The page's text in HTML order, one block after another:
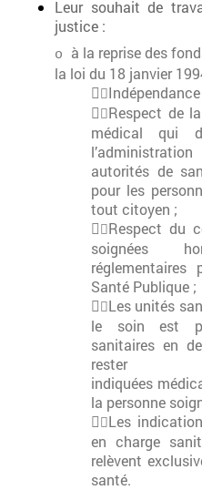
Leur souhait de
justice :
o à la reprise des
la loi du 18 janvier
 
 Respect de
médical qui
autorités de
pour les
tout citoyen ;
 Respect du
soignées
Santé Publique ;
 Les unités
le soin est
sanitaires en
rester
indiquées
la personne
 Les
en charge
relèvent
santé.